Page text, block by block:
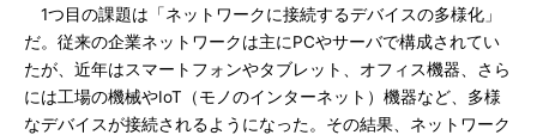
1つ目の課題は「ネットワークに接続するデバイスの多様化」
だ。従来の企業ネットワークは主にPCやサーバで構成されてい
たが、近年はスマートフォンやタブレット、オフィス機器、さら
には工場の機械やIoT（モノのインターネット）機器など、多様
なデバイスが接続されるようになった。その結果、ネットワーク